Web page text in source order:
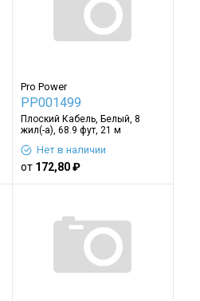
Pro Power
PP001499
Плоский Кабель, Белый, 8
жил(-а), 68.9 фут, 21 м
Нет в наличии
от172,80 ₽